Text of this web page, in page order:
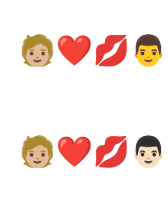
🧑🏼‍❤️‍💋‍👨
🧑🏼‍❤️‍💋‍👨🏻